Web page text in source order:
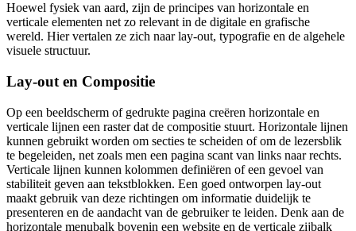
Hoewel fysiek van aard, zijn de principes van horizontale en
verticale elementen net zo relevant in de digitale en grafische
wereld. Hier vertalen ze zich naar lay-out, typografie en de algehele
visuele structuur.
Lay-out en Compositie
Op een beeldscherm of gedrukte pagina creëren horizontale en
verticale lijnen een raster dat de compositie stuurt. Horizontale lijnen
kunnen gebruikt worden om secties te scheiden of om de lezersblik
te begeleiden, net zoals men een pagina scant van links naar rechts.
Verticale lijnen kunnen kolommen definiëren of een gevoel van
stabiliteit geven aan tekstblokken. Een goed ontworpen lay-out
maakt gebruik van deze richtingen om informatie duidelijk te
presenteren en de aandacht van de gebruiker te leiden. Denk aan de
horizontale menubalk bovenin een website en de verticale zijbalk